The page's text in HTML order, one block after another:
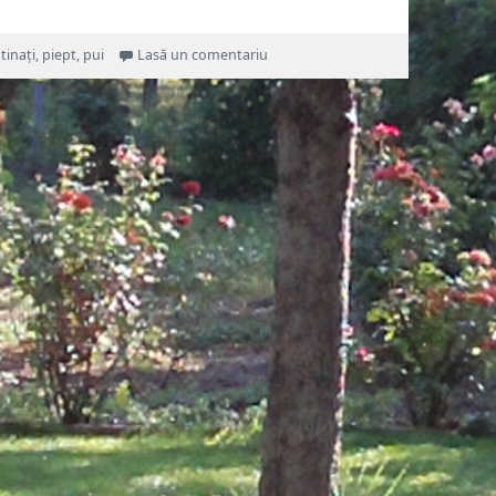
, piept, pui Lasă un comentariu la Cartofi gratinați cu piept de pui